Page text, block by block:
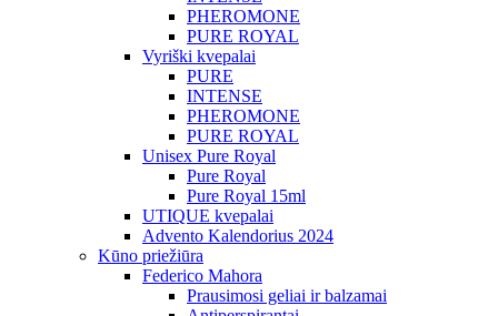
PHEROMONE
PURE ROYAL
Vyriški kvepalai
PURE
INTENSE
PHEROMONE
PURE ROYAL
Unisex Pure Royal
Pure Royal
Pure Royal 15ml
UTIQUE kvepalai
Advento Kalendorius 2024
Kūno priežiūra
Federico Mahora
Prausimosi geliai ir balzamai